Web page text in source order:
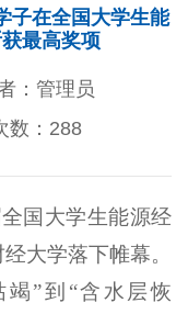
子在全国大学生能
最高奖项
：管理员
数： 288
国大学生能源经
大学落下帷幕。
”到“含水层恢